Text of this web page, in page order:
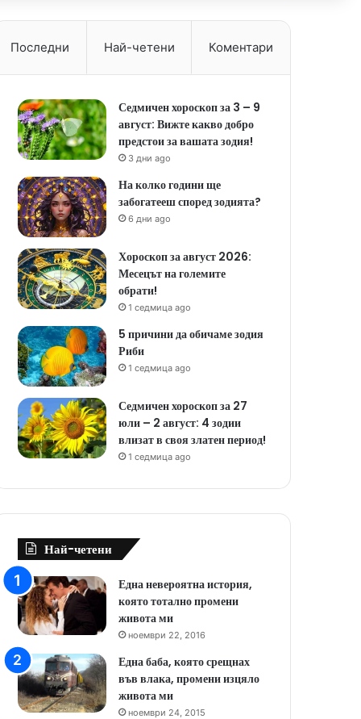
Последни Най-четени Коментари
Седмичен хороскоп за 3 – 9
август: Вижте какво добро
предстои за вашата зодия!
3 дни ago
На колко години ще
забогатееш според зодията?
6 дни ago
Хороскоп за август 2026:
Месецът на големите
обрати!
1 седмица ago
5 причини да обичаме зодия
Риби
1 седмица ago
Седмичен хороскоп за 27
юли – 2 август: 4 зодии
влизат в своя златен период!
1 седмица ago
Най-четени
Една невероятна история,
която тотално промени
живота ми
ноември 22, 2016
Една баба, която срещнах
във влака, промени изцяло
живота ми
ноември 24, 2015